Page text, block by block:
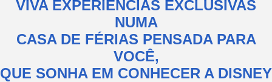
VIVA EXPERIÊNCIAS EXCLUSIVAS
NUMA
CASA DE FÉRIAS PENSADA PARA
VOCÊ,
QUE SONHA EM CONHECER A DISNEY